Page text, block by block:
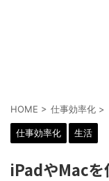
HOME > 仕事効率化 >
仕事効率化 生活
iPadやMacを